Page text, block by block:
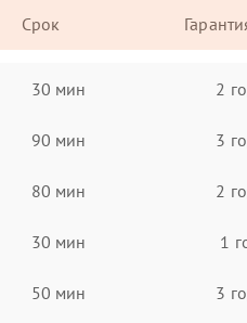
Срок
30 мин 2
90 мин 3
80 мин 2
30 мин 1
50 мин 3